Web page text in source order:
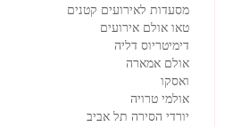
מסעדות לאירועים קטנים
טאו אולם אירועים
דימיטריוס דליה
אולם אמארה
ואסקו
אולמי טרויה
יורדי הסירה תל אביב